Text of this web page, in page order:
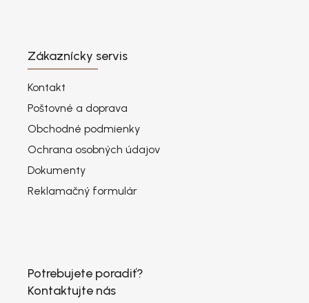
Zákaznícky servis
Kontakt
Poštovné a doprava
Obchodné podmienky
Ochrana osobných údajov
Dokumenty
Reklamačný formulár
Potrebujete poradiť?
Kontaktujte nás